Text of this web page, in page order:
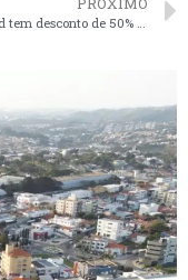
Wet’n Wild tem desconto de 50% no ingresso neste fim de semana